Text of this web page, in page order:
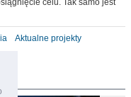
Aktualne projekty